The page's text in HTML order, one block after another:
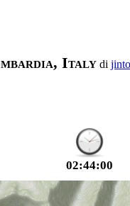
Italy di
02:44:00